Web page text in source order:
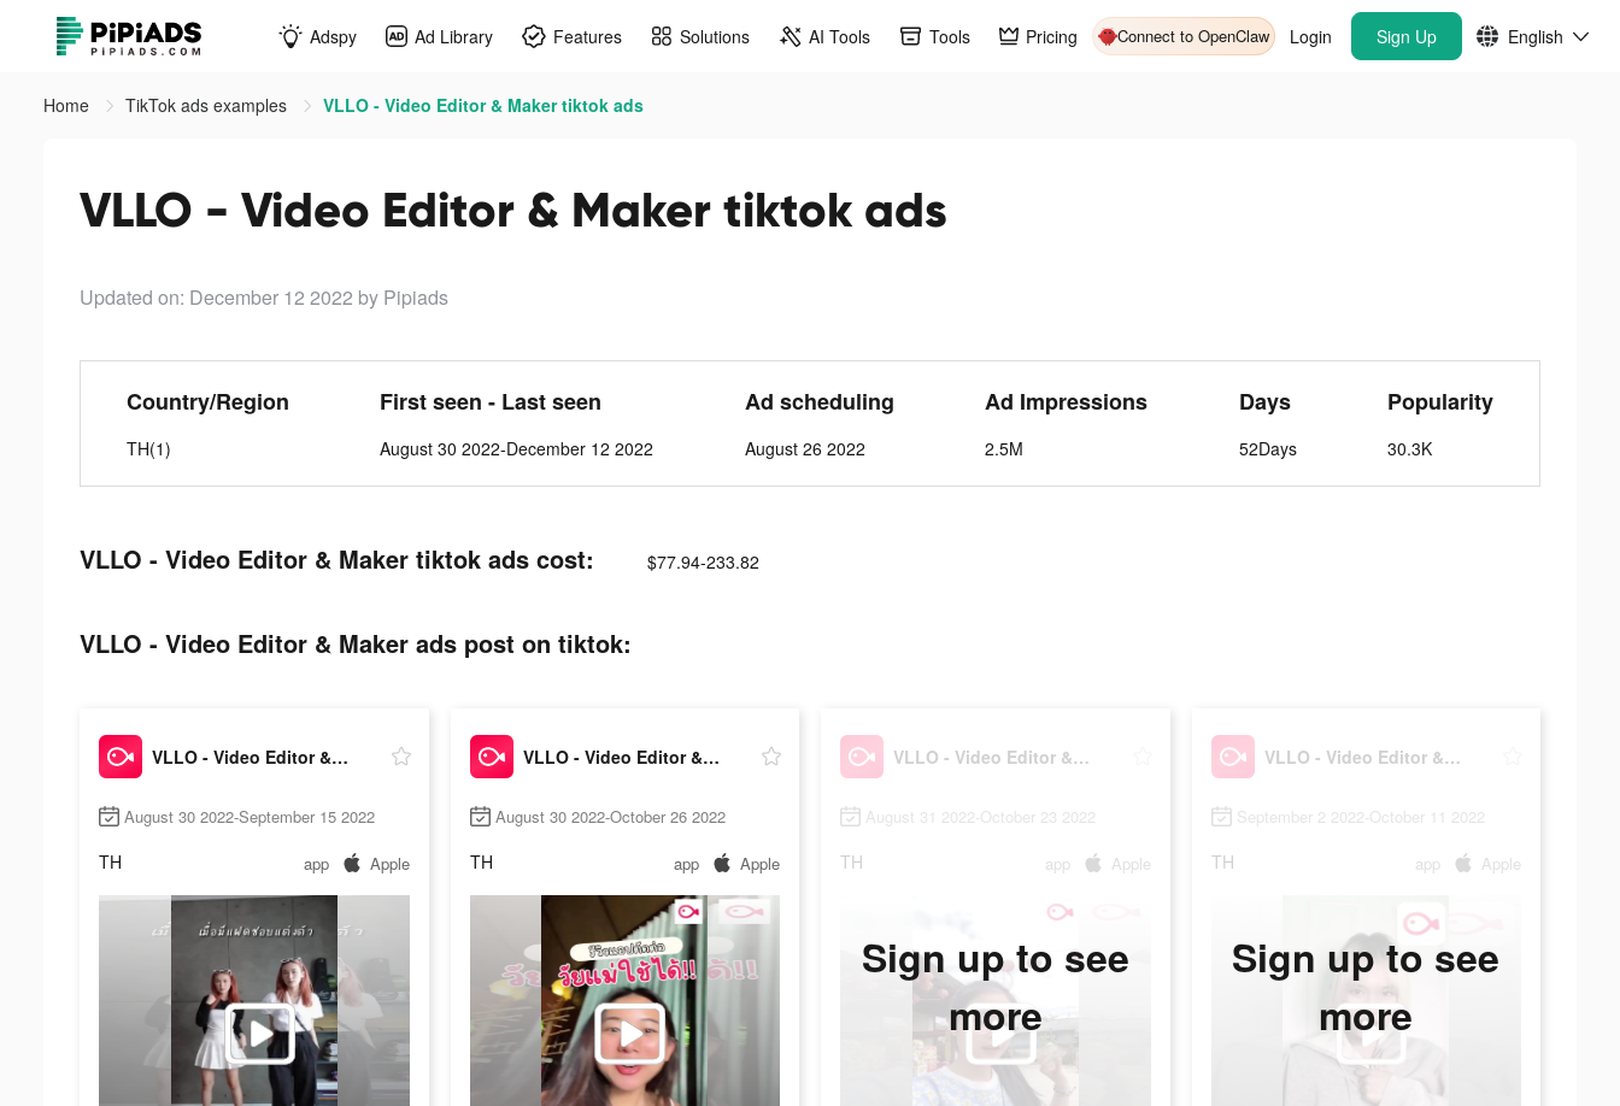
Adspy Ad Library Features Solutions AI Tools Tools Pricing Connect to OpenClaw Login Sign Up English
Home TikTok ads examples VLLO - Video Editor & Maker tiktok ads
VLLO - Video Editor & Maker tiktok ads
Updated on: December 12 2022 by Pipiads
Country/Region
TH(1)
First seen - Last seen
August 30 2022-December 12 2022
Ad scheduling
August 26 2022
Ad Impressions
2.5M
Days
52Days
Popularity
30.3K
VLLO - Video Editor & Maker tiktok ads cost: $77.94-233.82
VLLO - Video Editor & Maker ads post on tiktok:
VLLO - Video Editor & Maker
August 30 2022-September 15 2022
TH app Apple
VLLO - Video Editor & Maker
August 30 2022-October 26 2022
TH app Apple
VLLO - Video Editor & Maker
August 31 2022-October 23 2022
TH app Apple
Sign up to see
more
VLLO - Video Editor & Maker
September 2 2022-October 11 2022
TH app Apple
Sign up to see
more